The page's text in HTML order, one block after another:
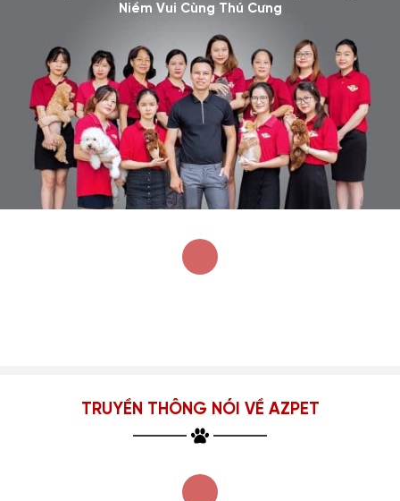
Niềm Vui Cùng Thú Cưng
TRUYỀN THÔNG NÓI VỀ AZPET